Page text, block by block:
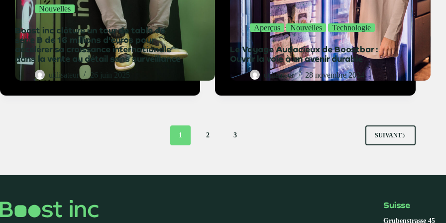
Nouvelles
Boost inc clôture un tour de table de
série B de 16 millions d'euros pour
accélérer sa croissance internationale
dans la vente au détail sans surveillance
utilisateur 26 juin 2025
Aperçus Nouvelles Technologie
Le Voyage Audacieux de Boostbar :
Ouvrir la voie à un avenir durable
utilisateur 28 novembre 2024
1 2 3 SUIVANT
Suisse
Grubenstrasse 45